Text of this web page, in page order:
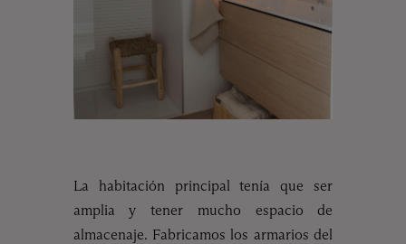
La habitación principal tenía que ser
amplia y tener mucho espacio de
almacenaje. Fabricamos los armarios del